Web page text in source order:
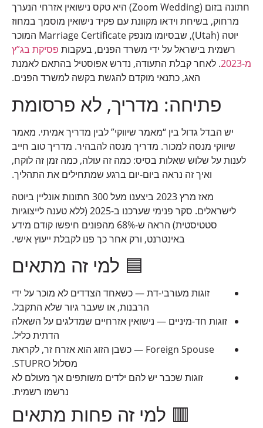
חתונה בזום (Zoom Wedding) היא טקס נישואין אזרחי הנערך
מרחוק, בשיחת וידאו מקוונת עם פקיד נישואין מוסמך במחוז
יוטה (Utah), שבסיומו מונפק Marriage Certificate המוכר
רשמית בישראל על ידי משרד הפנים, בעקבות פסיקת בג”ץ
מ-2023
. לאחר קבלת התעודה, נדרש אפוסטיל בהתאם לאמנת
האג, כתנאי מוקדם להגשת בקשה למשרד הפנים.
פתיחה: מדריך, לא פרסומת
יש הבדל גדול בין “מאמר שיווקי” לבין מדריך אמיתי. מאמר
שיווקי מנסה למכור. מדריך מנסה להבהיר. מדריך טוב חייב
לענות על שלוש שאלות בסיס: כמה זה עולה, כמה זמן זה לוקח,
ואיך זה נראה ביום-יום ברגע שמתחילים את התהליך.
מאז מרץ 2023 ביצענו מעל 300 חתונות אונליין ביוטה
לישראלים. סקר פנימי שערכנו ב-2025 (ללא טענה לייצוגיות
סטטיסטית) הראה ש-68% מהפונים חיפשו קודם מידע
באינטרנט, ורק אחר כך פנו לקבלת ייעוץ אישי.
🟦 למי זה מתאים
זוגות מעורבי-דת — כשאחד הצדדים לא מוכר על ידי
הרבנות, או שעבר גיור שלא התקבל.
זוגות חד-מיניים — נישואין אזרחיים שמדלגים על השאלה
הדתית כליל.
Foreign Spouse — כשבן הזוג הוא אזרח זר, לקראת
מסלול STUPRO.
זוגות שכבר יש להם ילדים משותפים אך מעולם לא
נרשמו רשמית.
🟥 למי זה פחות מתאים